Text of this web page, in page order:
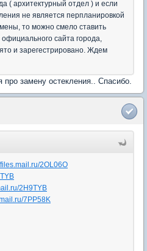
( архитектурный отдел ) и если
не является перпланировкой
то можно смело ставить
сайта города,
и зарегестрировано. Ждем
замену остекления.. Спасибо.
files.mail.ru/2OL06O
2H9TYB
7PP58K